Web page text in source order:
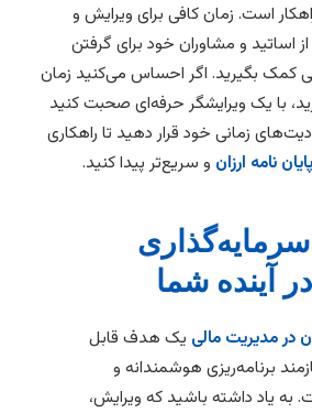
است. زمان کافی برای ویرایش و
از اساتید و مشاوران خود برای گرفتن
کمک بگیرید. اگر احساس می‌کنید زمان
با یک ویرایشگر حرفه‌ای صحبت کنید
زمانی خود قرار دهید تا راهکاری
نامه ارزان و سریع‌تر پیدا کنید.
آینده شما
در مدیریت مالی یک هدف قابل
برنامه‌ریزی هوشمندانه و
یاد داشته باشید که ویرایش،